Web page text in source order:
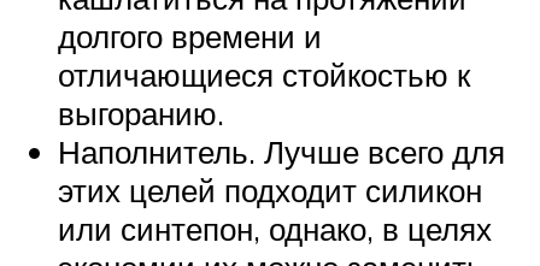
долгого времени и
отличающиеся стойкостью к
выгоранию.
Наполнитель. Лучше всего для
этих целей подходит силикон
или синтепон, однако, в целях